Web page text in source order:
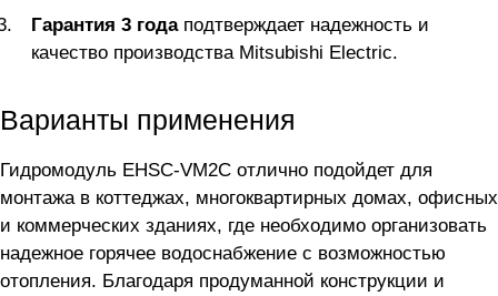
Гарантия 3 годаподтверждает надежность и
качество производства Mitsubishi Electric.
Варианты применения
Гидромодуль EHSC-VM2C отлично подойдет для
монтажa в коттеджах, многоквартирных домах, офисных
и коммерческих зданиях, где необходимо организовать
надежное горячее водоснабжение с возможностью
отопления. Благодаря продуманной конструкции и